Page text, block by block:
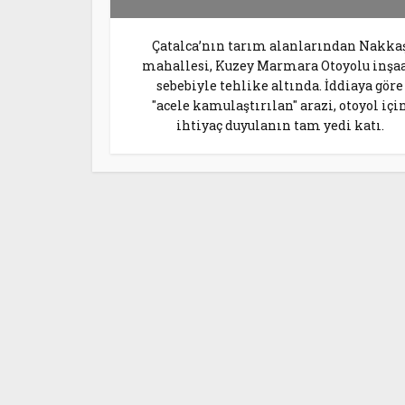
Çatalca’nın tarım alanlarından
mahallesi, Kuzey Marmara Otoyolu
sebebiyle tehlike altında. İddiaya göre
"acele kamulaştırılan" arazi, otoyol
ihtiyaç duyulanın tam yedi katı.